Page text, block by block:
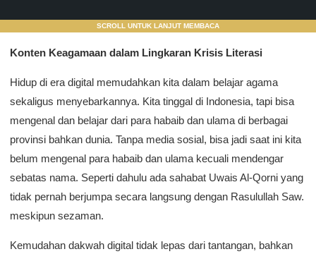
SCROLL UNTUK LANJUT MEMBACA
Konten Keagamaan dalam Lingkaran Krisis Literasi
Hidup di era digital memudahkan kita dalam belajar agama
sekaligus menyebarkannya. Kita tinggal di Indonesia, tapi bisa
mengenal dan belajar dari para habaib dan ulama di berbagai
provinsi bahkan dunia. Tanpa media sosial, bisa jadi saat ini kita
belum mengenal para habaib dan ulama kecuali mendengar
sebatas nama. Seperti dahulu ada sahabat Uwais Al-Qorni yang
tidak pernah berjumpa secara langsung dengan Rasulullah Saw.
meskipun sezaman.
Kemudahan dakwah digital tidak lepas dari tantangan, bahkan